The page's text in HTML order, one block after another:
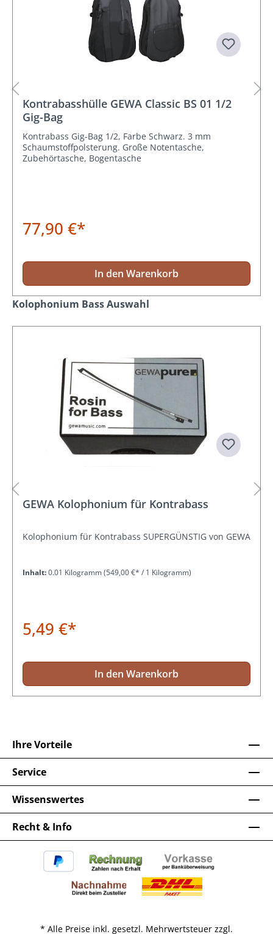
Kontrabasshülle GEWA Classic BS 01 1/2
Gig-Bag
Kontrabass Gig-Bag 1/2, Farbe Schwarz. 3 mm
Schaumstoffpolsterung. Große Notentasche,
Zubehörtasche, Bogentasche
77,90 €*
In den Warenkorb
Produktgalerie überspringen
Kolophonium Bass Auswahl
GEWA Kolophonium für Kontrabass
Kolophonium für Kontrabass SUPERGÜNSTIG von GEWA
Inhalt:0.01 Kilogramm(549,00 €* / 1 Kilogramm)
5,49 €*
In den Warenkorb
Recht & Info
Ihre Vorteile
Service
Wissenswertes
* Alle Preise inkl. gesetzl. Mehrwertsteuer zzgl.